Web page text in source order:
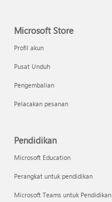
Microsoft Store
Profil akun
Pusat Unduh
Pengembalian
Pelacakan pesanan
Pendidikan
Microsoft Education
Perangkat untuk pendidikan
Microsoft Teams untuk Pendidikan